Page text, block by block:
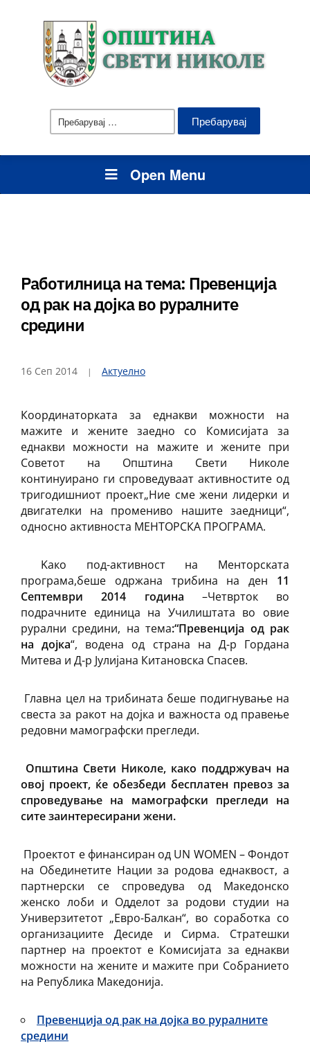
Пребарувај
за:
Open Menu
Работилница на тема: Превенција
од рак на дојка во руралните
средини
16 Сеп 2014 Актуелно
Координаторката за еднакви можности на
мажите и жените заедно со Комисијата за
еднакви можности на мажите и жените при
Советот на Општина Свети Николе
континуирано ги спроведуваат активностите од
тригодишниот проект„Ние сме жени лидерки и
двигателки на промениво нашите заедници“,
односно активноста МЕНТОРСКА ПРОГРАМА.
Kако под-активност на Менторската
програма,бешe oдржана трибина на ден 11
Септември 2014 година –Четврток во
подрачните единица на Училиштата во овие
рурални средини, на тема:“Превенција од рак
на дојка“, водена од страна на Д-р Гордана
Митева и Д-р Јулијана Китановска Спасев.
Главна цел на трибината беше подигнување на
свеста за ракот на дојка и важноста од правење
редовни мамографски прегледи.
Општина Свети Николе, како поддржувач на
овој проект, ќе обезбеди бесплатен превоз за
спроведување на мамографски прегледи на
сите заинтересирани жени.
Проектот е финансиран од UN WOMEN – Фондот
на Обединетите Нации за родова еднаквост, а
партнерски се спроведува од Македонско
женско лоби и Одделот за родови студии на
Универзитетот „Евро-Балкан“, во соработка со
организациите Десиде и Сирма. Стратешки
партнер на проектот е Комисијата за еднакви
можности на жените и мажите при Собранието
на Република Македонија.
Превенција од рак на дојка во руралните
средини